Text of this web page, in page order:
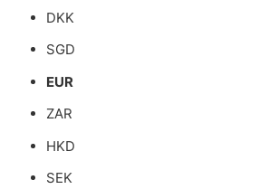
DKK
SGD
EUR
ZAR
HKD
SEK